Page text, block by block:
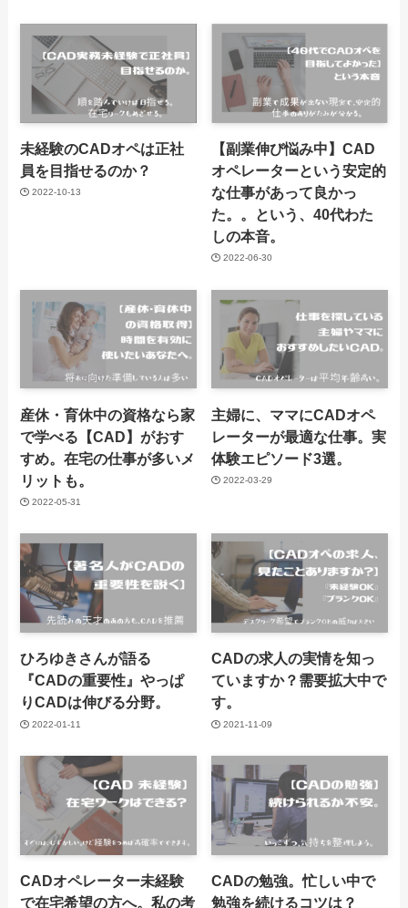
未経験のCADオペは正社
員を目指せるのか？
2022-10-13
【副業伸び悩み中】CAD
オペレーターという安定的
な仕事があって良かっ
た。。という、40代わた
しの本音。
2022-06-30
産休・育休中の資格なら家
で学べる【CAD】がおす
すめ。在宅の仕事が多いメ
リットも。
2022-05-31
主婦に、ママにCADオペ
レーターが最適な仕事。実
体験エピソード3選。
2022-03-29
ひろゆきさんが語る
『CADの重要性』やっぱ
りCADは伸びる分野。
2022-01-11
CADの求人の実情を知っ
ていますか？需要拡大中で
す。
2021-11-09
CADオペレーター未経験
で在宅希望の方へ。私の考
CADの勉強。忙しい中で
勉強を続けるコツは？